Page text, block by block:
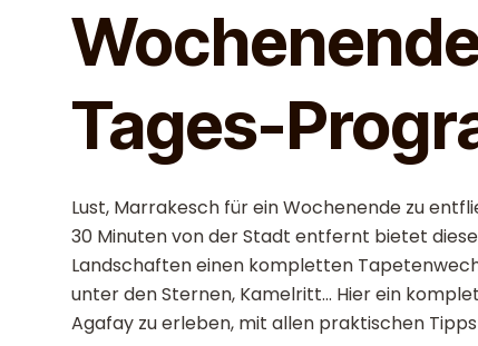
Tages-
Lust, Marrakesch für ein Wochenende zu
30 Minuten von der Stadt entfernt bietet
Landschaften einen kompletten
unter den Sternen, Kamelritt... Hier ein
Agafay zu erleben, mit allen praktischen